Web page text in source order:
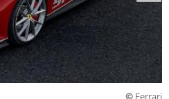
© Ferrari